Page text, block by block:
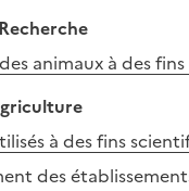
animaux à des
à des fins
des